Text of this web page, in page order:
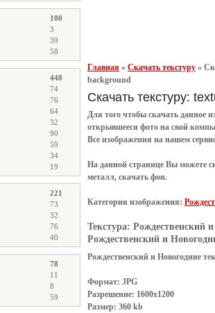
100
3
39
58
448
74
76
64
32
90
59
34
19
221
73
32
76
40
78
11
8
59
Главная » Скачать текстуру »
background
Скачать текстуру:
Для того чтобы скачать данное
открывшееся фото на свой
Все изображения на нашем
На данной странице Вы можете
металл, скачать фон.
Категория изображения:
Текстура: Рождественский
Рождественский и
Рождественский и Новогодние
Формат: JPG
Разрешение: 1600x1200
Размер: 360 kb